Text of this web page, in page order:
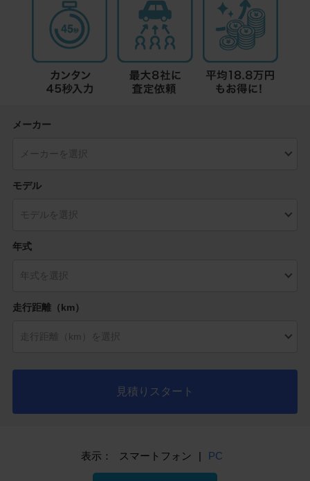
メーカー
モデル
年式
走行距離（km）
見積りスタート
表示： スマートフォン PC